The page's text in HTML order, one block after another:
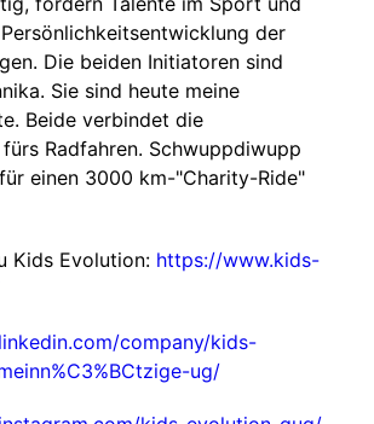
der
Die beiden Initiatoren sind
Sie sind heute meine
Beide verbindet die
Radfahren. Schwuppdiwupp
einen 3000 km-"Charity-Ride"
Kids Evolution: https://www.kids-
company/kids-
ug/